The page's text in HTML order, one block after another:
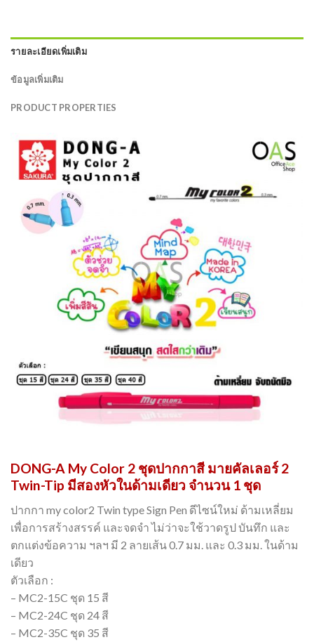
รายละเอียดเพิ่มเติม
ข้อมูลเพิ่มเติม
PRODUCT PROPERTIES
DONG-A My Color 2 ชุดปากกาสี มายคัลเลอร์ 2
Twin-Tip มีสองหัวในด้ามเดียว จำนวน 1 ชุด
ปากกา my color2 Twin type Sign Pen ดีไซน์ใหม่ ด้ามเหลี่ยม
เพื่อการสร้างสรรค์ และจดจำ ไม่ว่าจะใช้วาดรูป บันทึก และ
ตกแต่งข้อความ ฯลฯ มี 2 ลายเส้น 0.7 มม. และ 0.3 มม. ในด้าม
เดียว
ตัวเลือก :
– MC2-15C ชุด 15 สี
– MC2-24C ชุด 24 สี
– MC2-35C ชุด 35 สี